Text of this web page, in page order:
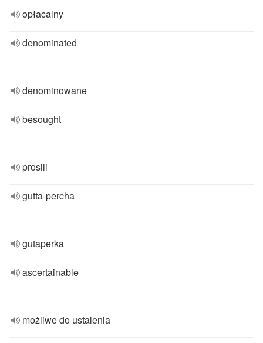
opłacalny
denominated
denominowane
besought
prosili
gutta-percha
gutaperka
ascertainable
możliwe do ustalenia